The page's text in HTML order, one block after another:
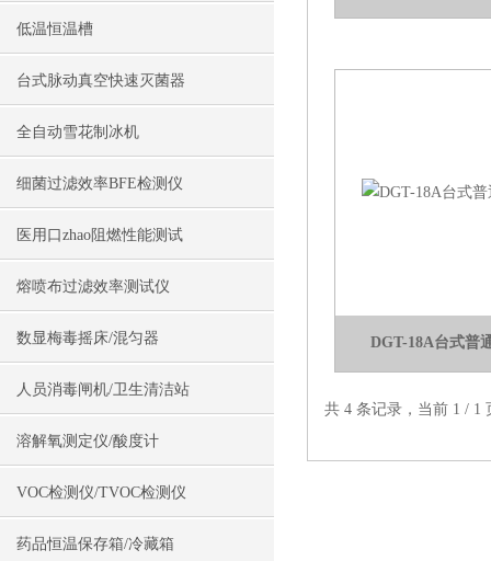
低温恒温槽
台式脉动真空快速灭菌器
全自动雪花制冰机
细菌过滤效率BFE检测仪
医用口zhao阻燃性能测试
熔喷布过滤效率测试仪
数显梅毒摇床/混匀器
人员消毒闸机/卫生清洁站
溶解氧测定仪/酸度计
VOC检测仪/TVOC检测仪
药品恒温保存箱/冷藏箱
DGT-18A台式普
共 4 条记录，当前 1 /